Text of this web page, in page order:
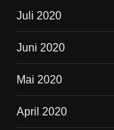
Juli 2020
Juni 2020
Mai 2020
April 2020